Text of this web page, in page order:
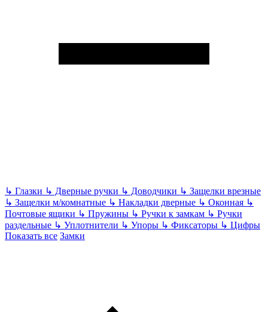
↳ Глазки ↳ Дверные ручки ↳ Доводчики ↳ Защелки врезные
↳ Защелки м/комнатные ↳ Накладки дверные ↳ Оконная ↳
Почтовые ящики ↳ Пружины ↳ Ручки к замкам ↳ Ручки
раздельные ↳ Уплотнители ↳ Упоры ↳ Фиксаторы ↳ Цифры
Показать все Замки